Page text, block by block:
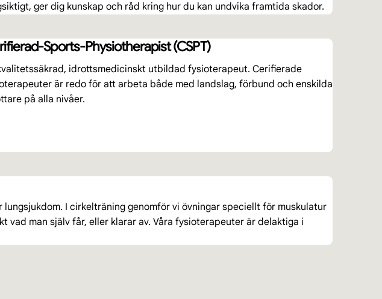
ger dig kunskap och råd kring hur du kan undvika framtida skador.
Sports-Physiotherapist (CSPT)
idrottsmedicinskt utbildad fysioterapeut. Cerifierade
är redo för att arbeta både med landslag, förbund och enskilda
på alla nivåer.
I cirkelträning genomför vi övningar speciellt för muskulatur
vad man själv får, eller klarar av. Våra fysioterapeuter är delaktiga i